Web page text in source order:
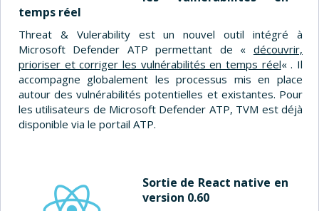
temps réel
Threat & Vulerability est un nouvel outil intégré à
Microsoft Defender ATP permettant de « découvrir,
prioriser et corriger les vulnérabilités en temps réel« . Il
accompagne globalement les processus mis en place
autour des vulnérabilités potentielles et existantes. Pour
les utilisateurs de Microsoft Defender ATP, TVM est déjà
disponible via le portail ATP.
Sortie de React native en
version 0.60